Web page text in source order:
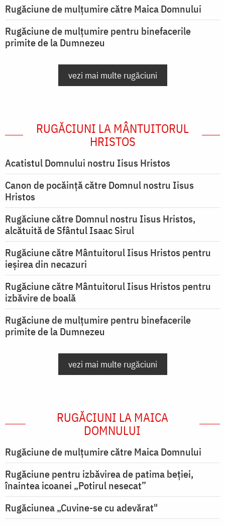
Rugăciune de mulţumire către Maica Domnului
Rugăciune de mulțumire pentru binefacerile
primite de la Dumnezeu
vezi mai multe rugăciuni
RUGĂCIUNI LA MÂNTUITORUL
HRISTOS
Acatistul Domnului nostru Iisus Hristos
Canon de pocăință către Domnul nostru Iisus
Hristos
Rugăciune către Domnul nostru Iisus Hristos,
alcătuită de Sfântul Isaac Sirul
Rugăciune către Mântuitorul Iisus Hristos pentru
ieşirea din necazuri
Rugăciune către Mântuitorul Iisus Hristos pentru
izbăvire de boală
Rugăciune de mulțumire pentru binefacerile
primite de la Dumnezeu
vezi mai multe rugăciuni
RUGĂCIUNI LA MAICA
DOMNULUI
Rugăciune de mulţumire către Maica Domnului
Rugăciune pentru izbăvirea de patima beției,
înaintea icoanei „Potirul nesecat”
Rugăciunea „Cuvine-se cu adevărat"